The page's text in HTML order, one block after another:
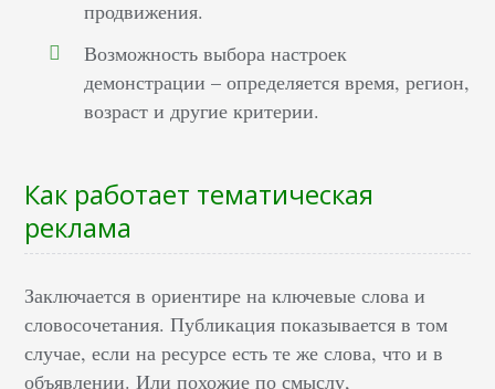
продвижения.
Возможность выбора настроек
демонстрации – определяется время, регион,
возраст и другие критерии.
Как работает тематическая
реклама
Заключается в ориентире на ключевые слова и
словосочетания. Публикация показывается в том
случае, если на ресурсе есть те же слова, что и в
объявлении. Или похожие по смыслу,